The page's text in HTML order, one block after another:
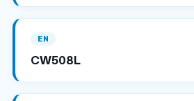
EN
CW508L